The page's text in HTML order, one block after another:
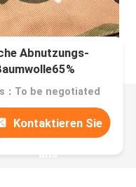
Abnutzungs-
：To be negotiated
Kontaktieren Sie
uns